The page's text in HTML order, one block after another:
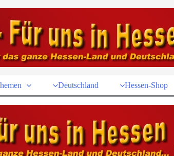
Deutschland Hessen-Shop